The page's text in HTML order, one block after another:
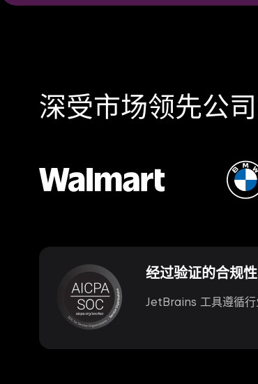
深受市场领先公
经过验证的合规
JetBrains 工具遵循行